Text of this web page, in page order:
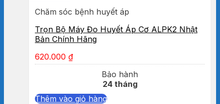
Chăm sóc bệnh huyết áp
Trọn Bộ Máy Đo Huyết Áp Cơ ALPK2 Nhật
Bản Chính Hãng
620.000 ₫
Bảo hành
24 tháng
Thêm vào giỏ hàng